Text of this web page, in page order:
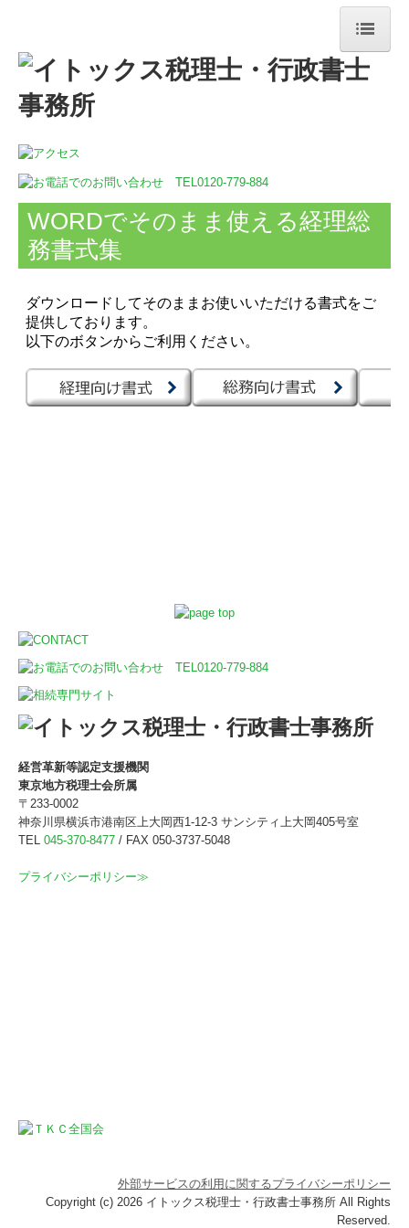
ホーム
事務所紹介
アクセス
相続対策
創業支援・会社設立
顧問先の企業様の声
相談会・セミナー開催
お問い合わせ
WORDでそのまま使える経理総
務書式集
経営革新等認定支援機関
東京地方税理士会所属
〒233-0002
神奈川県横浜市港南区上大岡西1-12-3 サンシティ上大岡405号室
TEL 045-370-8477 / FAX 050-3737-5048
プライバシーポリシー≫
外部サービスの利用に関するプライバシーポリシー
Copyright (c) 2026 イトックス税理士・行政書士事務所 All Rights
Reserved.